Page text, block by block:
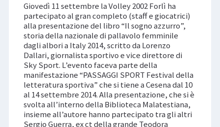
Giovedì 11 settembre la Volley 2002 Forlì ha
partecipato al gran completo (staff e giocatrici)
alla presentazione del libro “Il sogno azzurro”,
storia della nazionale di pallavolo femminile
dagli albori a Italy 2014, scritto da Lorenzo
Dallari, giornalista sportivo e vice direttore di
Sky Sport. L’evento faceva parte della
manifestazione “PASSAGGI SPORT Festival della
letteratura sportiva” che si tiene a Cesena dal 10
al 14 settembre 2014. Alla presentazione, che si è
svolta all’interno della Biblioteca Malatestiana,
insieme all’autore hanno partecipato tra gli altri
Sergio Guerra, ex ct della grande Teodora